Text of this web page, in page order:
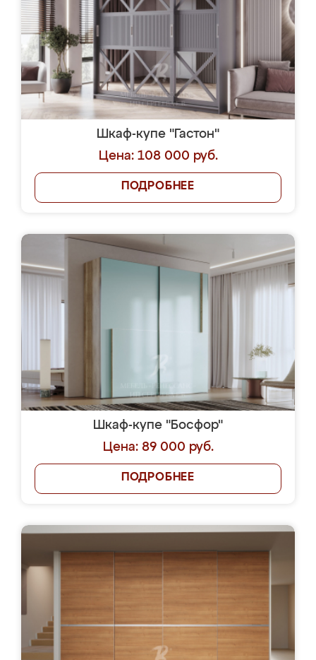
Шкаф-купе "Гастон"
Цена: 108 000 руб.
ПОДРОБНЕЕ
Шкаф-купе "Босфор"
Цена: 89 000 руб.
ПОДРОБНЕЕ